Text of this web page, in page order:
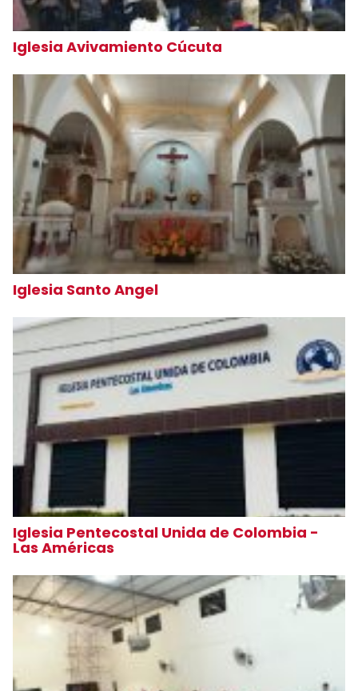
Iglesia Avivamiento Cúcuta
Iglesia Santo Angel
Iglesia Pentecostal Unida de Colombia -
Las Américas